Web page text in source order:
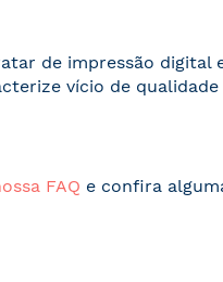
de impressão digital
vício de
FAQ e confira